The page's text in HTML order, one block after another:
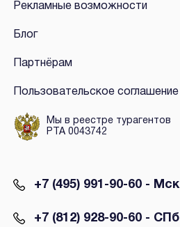
Рекламные возможности
Блог
Партнёрам
Пользовательское соглашение
Мы в реестре турагентов
РТА 0043742
+7 (495) 991-90-60 - Мск
+7 (812) 928-90-60 - СПб